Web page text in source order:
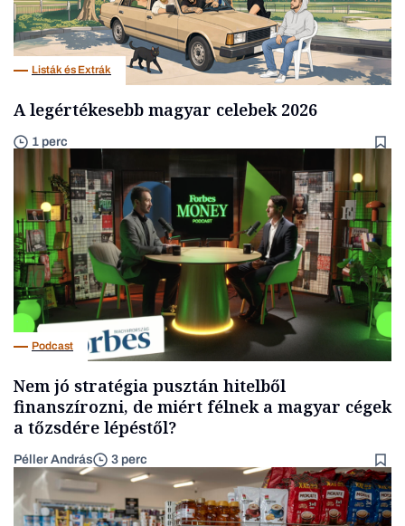
Listák és Extrák
A legértékesebb magyar celebek 2026
1 perc
Podcast
Nem jó stratégia pusztán hitelből
finanszírozni, de miért félnek a magyar cégek
a tőzsdére lépéstől?
Péller András 3 perc